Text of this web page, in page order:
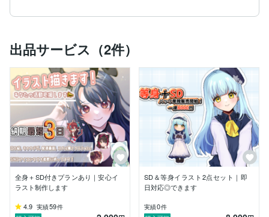
出品サービス（2件）
全身＋SD付きプランあり｜安心イ
ラスト制作します
4.9 実績59件
SD＆等身イラスト2点セット｜即
日対応◎できます
実績0件